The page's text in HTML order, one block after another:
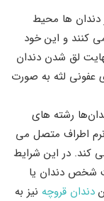
ها محیط
کنند و این خود
لق شدن دندان‌
عفونی لثه به صورت
رشته‌ های
اطراف متصل می‌
کند. در این شرایط
شخص دندان یا
دندان قروچه نیز به